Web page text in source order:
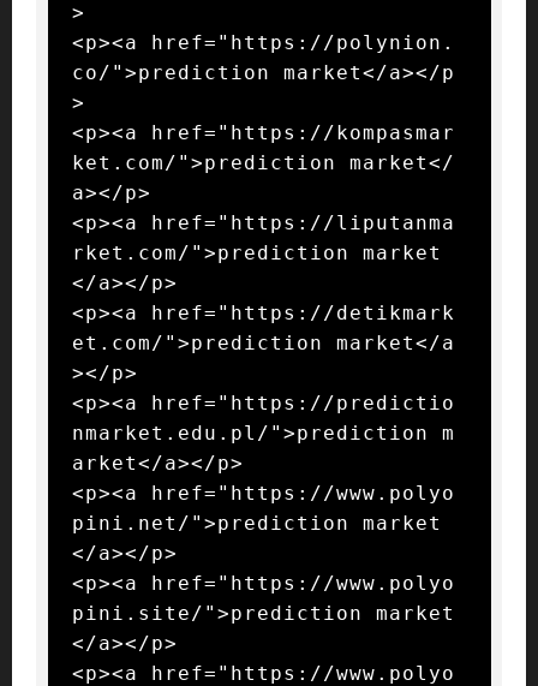
>
<p><a href="https://polynion.
co/">prediction market</a></p
>
<p><a href="https://kompasmar
ket.com/">prediction market</
a></p>
<p><a href="https://liputanma
rket.com/">prediction market
</a></p>
<p><a href="https://detikmark
et.com/">prediction market</a
></p>
<p><a href="https://predictio
nmarket.edu.pl/">prediction m
arket</a></p>
<p><a href="https://www.polyo
pini.net/">prediction market
</a></p>
<p><a href="https://www.polyo
pini.site/">prediction market
</a></p>
<p><a href="https://www.polyo